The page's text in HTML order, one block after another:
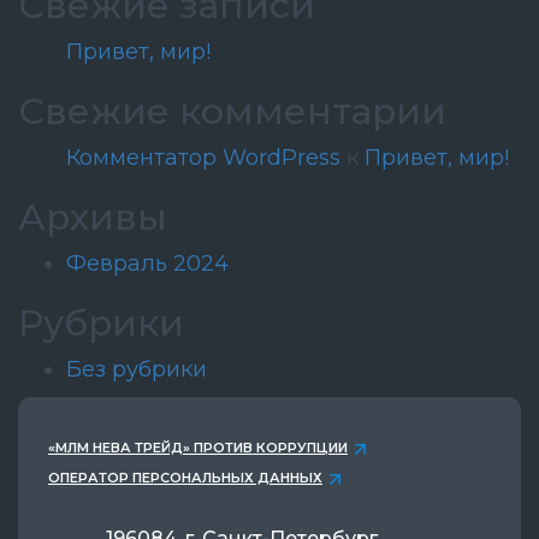
Привет, мир!
Свежие комментарии
Комментатор WordPress к Привет, мир!
Архивы
Февраль 2024
Рубрики
Без рубрики
«МЛМ НЕВА ТРЕЙД» ПРОТИВ КОРРУПЦИИ
ОПЕРАТОР ПЕРСОНАЛЬНЫХ ДАННЫХ